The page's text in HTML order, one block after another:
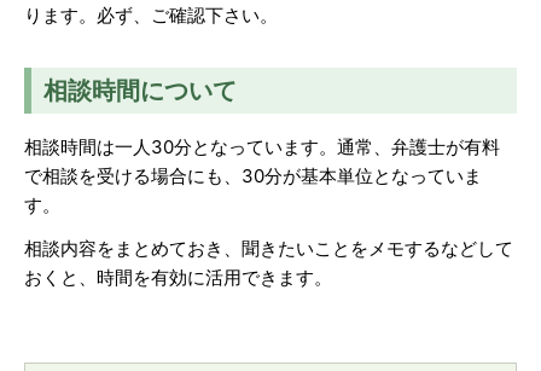
ります。必ず、ご確認下さい。
相談時間について
相談時間は一人30分となっています。通常、弁護士が有料
で相談を受ける場合にも、30分が基本単位となっていま
す。
相談内容をまとめておき、聞きたいことをメモするなどして
おくと、時間を有効に活用できます。